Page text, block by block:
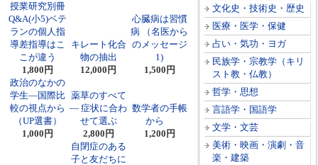
文化史・技術史・歴史
医療・医学・保健
占い・気功・ヨガ
民族学・宗教学（キリ
スト教・仏教）
哲学・思想
言語学・国語学
文学・文芸
美術・映画・演劇・音
楽・建築
授業研究別冊
Q&A(小5)ベテ
ランの個人指
導差指導はこ
こが違う
1,800円
キレート化合
物の抽出
12,000円
心臓病は習慣
病 （名医から
のメッセージ
1)
1,500円
政治のなかの
学生―国際比
較の視点から
（UP選書）
1,000円
薬草のすべて
― 症状に合わ
せて選ぶ
2,800円
数学者の手帳
から
1,200円
自閉症のある
子と友だちに